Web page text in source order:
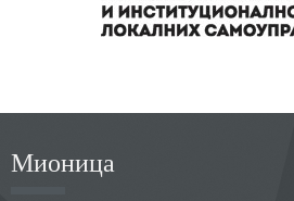
Мионица